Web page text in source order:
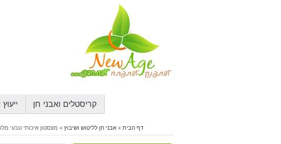
קריסטלים ואבני חן
דף הבית »אבני חן לליטוש ושיבוץ » מונסטון איכותי טבעי מלוטש